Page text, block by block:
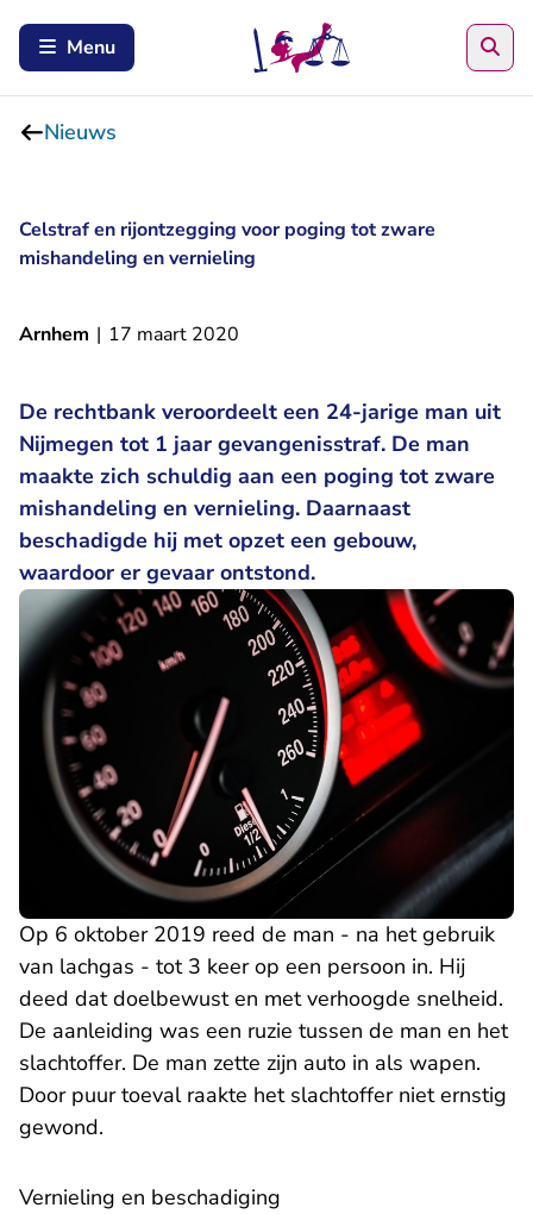
Menu
Nieuws
Celstraf en rijontzegging voor poging tot zware
mishandeling en vernieling
Arnhem | 17 maart 2020
De rechtbank veroordeelt een 24-jarige man uit
Nijmegen tot 1 jaar gevangenisstraf. De man
maakte zich schuldig aan een poging tot zware
mishandeling en vernieling. Daarnaast
beschadigde hij met opzet een gebouw,
waardoor er gevaar ontstond.
Op 6 oktober 2019 reed de man - na het gebruik
van lachgas - tot 3 keer op een persoon in. Hij
deed dat doelbewust en met verhoogde snelheid.
De aanleiding was een ruzie tussen de man en het
slachtoffer. De man zette zijn auto in als wapen.
Door puur toeval raakte het slachtoffer niet ernstig
gewond.
Vernieling en beschadiging